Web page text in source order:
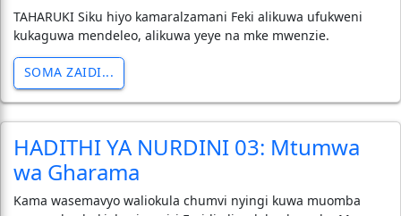
TAHARUKI Siku hiyo kamaralzamani Feki alikuwa ufukweni
kukaguwa mendeleo, alikuwa yeye na mke mwenzie.
SOMA ZAIDI...
HADITHI YA NURDINI 03: Mtumwa
wa Gharama
Kama wasemavyo waliokula chumvi nyingi kuwa muomba